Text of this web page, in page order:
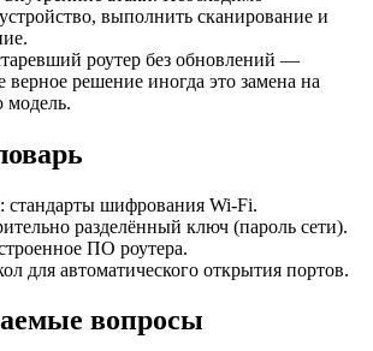
выполнить сканирование и
роутер без обновлений —
верное решение иногда это замена на
модель.
стандарты шифрования Wi‑Fi.
разделённый ключ (пароль сети).
ПО роутера.
для автоматического открытия портов.
вопросы